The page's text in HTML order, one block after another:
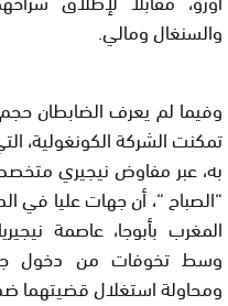
والسنغال ومالي.
وفيما لم يعرف الضابطان
تمكنت الشركة الكونغولية،
به، عبر مفاوض نيجيري
“الصباح “، أن جهات عليا في
المغرب بأبوجا، عاصمة
وسط تخوفات من دخول
ومحاولة استغلال قضيتهما